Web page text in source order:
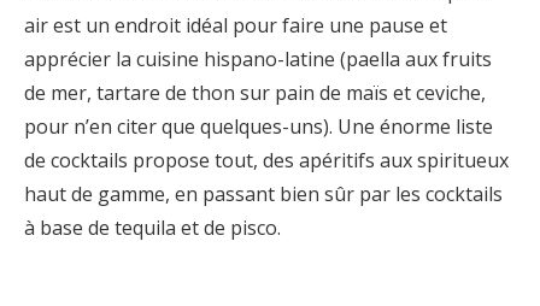
air est un endroit idéal pour faire une pause et
apprécier la cuisine hispano-latine (paella aux fruits
de mer, tartare de thon sur pain de maïs et ceviche,
pour n’en citer que quelques-uns). Une énorme liste
de cocktails propose tout, des apéritifs aux spiritueux
haut de gamme, en passant bien sûr par les cocktails
à base de tequila et de pisco.